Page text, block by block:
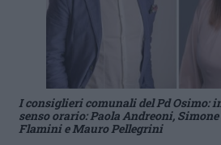
I consiglieri comunali del Pd Osimo:
senso orario: Paola Andreoni,
Flamini e Mauro Pellegrini